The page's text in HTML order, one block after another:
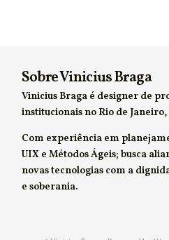
Sobre Vinicius Braga
Vinicius Braga é designer de
institucionais no Rio de
Com experiência em
UIX e Métodos Ágeis; busca
novas tecnologias com a
e soberania.